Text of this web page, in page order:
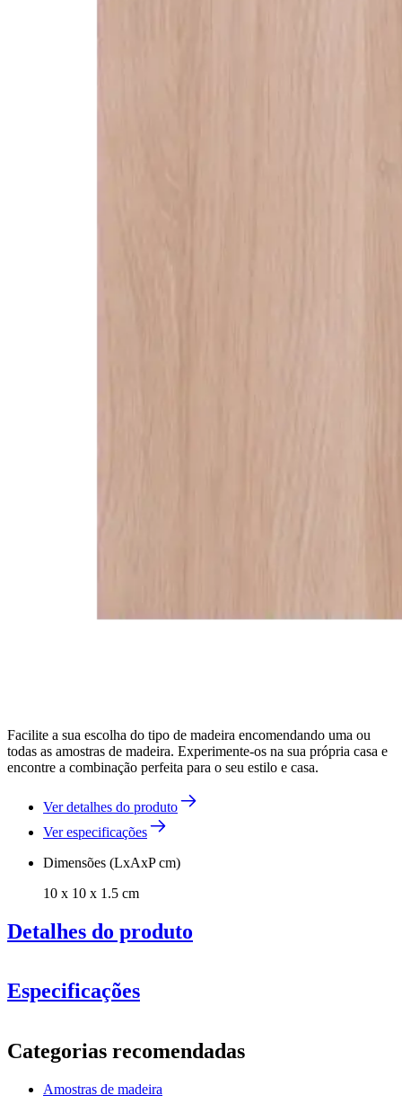
Facilite a sua escolha do tipo de madeira encomendando uma ou
todas as amostras de madeira. Experimente-os na sua própria casa e
encontre a combinação perfeita para o seu estilo e casa.
Ver detalhes do produto
Ver especificações
Dimensões (LxAxP cm)
10 x 10 x 1.5 cm
Detalhes do produto
Especificações
Número do produtoSOAKSAMPLE
Geral
Categorias recomendadas
Amostras de madeira